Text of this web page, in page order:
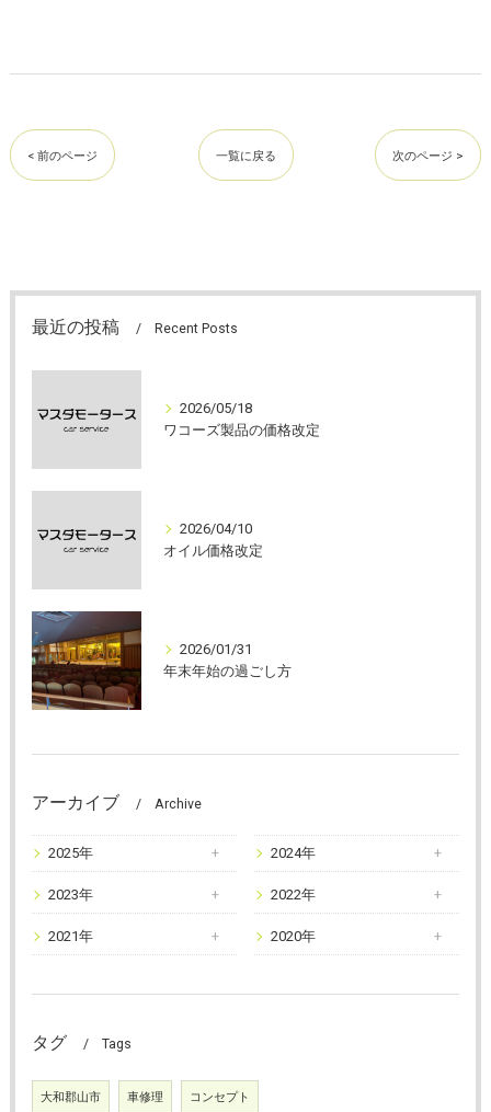
< 前のページ 一覧に戻る 次のページ >
最近の投稿 Recent Posts
2026/05/18
ワコーズ製品の価格改定
2026/04/10
オイル価格改定
2026/01/31
年末年始の過ごし方
アーカイブ Archive
2025年 2024年
2023年 2022年
2021年 2020年
タグ Tags
大和郡山市 車修理 コンセプト